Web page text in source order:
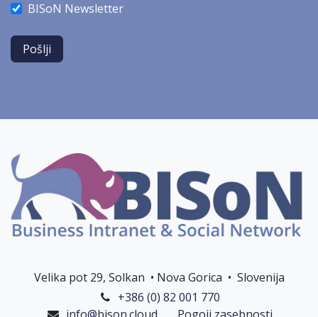
BISoN Newsletter
Pošlji
Velika pot 29, Solkan • Nova Gorica • Slovenija
+386 (0) 82 001 770